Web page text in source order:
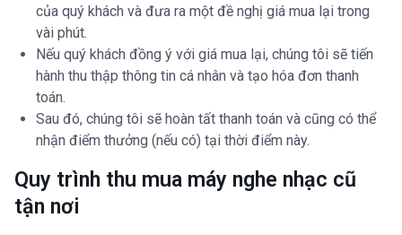
của quý khách và đưa ra một đề nghị giá mua lại trong
vài phút.
Nếu quý khách đồng ý với giá mua lại, chúng tôi sẽ tiến
hành thu thập thông tin cá nhân và tạo hóa đơn thanh
toán.
Sau đó, chúng tôi sẽ hoàn tất thanh toán và cũng có thể
nhận điểm thưởng (nếu có) tại thời điểm này.
Quy trình thu mua máy nghe nhạc cũ
tận nơi